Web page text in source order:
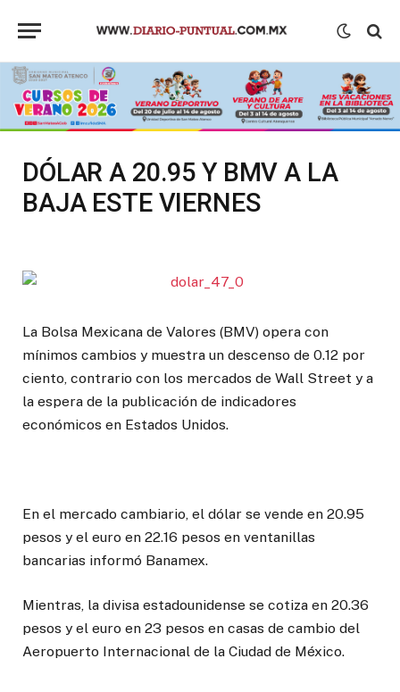
DÓLAR A 20.95 Y BMV A LA
BAJA ESTE VIERNES
La Bolsa Mexicana de Valores (BMV) opera con
mínimos cambios y muestra un descenso de 0.12 por
ciento, contrario con los mercados de Wall Street y a
la espera de la publicación de indicadores
económicos en Estados Unidos.
En el mercado cambiario, el dólar se vende en 20.95
pesos y el euro en 22.16 pesos en ventanillas
bancarias informó Banamex.
Mientras, la divisa estadounidense se cotiza en 20.36
pesos y el euro en 23 pesos en casas de cambio del
Aeropuerto Internacional de la Ciudad de México.